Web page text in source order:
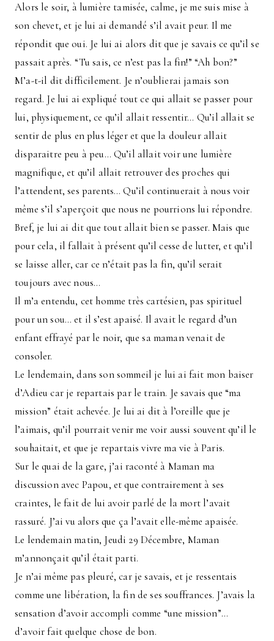
Alors le soir, à lumière tamisée, calme, je me suis mise à
son chevet, et je lui ai demandé s’il avait peur. Il me
répondit que oui. Je lui ai alors dit que je savais ce qu’il se
passait après. “Tu sais, ce n’est pas la fin!” “Ah bon?”
M’a-t-il dit difficilement. Je n’oublierai jamais son
regard. Je lui ai expliqué tout ce qui allait se passer pour
lui, physiquement, ce qu’il allait ressentir… Qu’il allait se
sentir de plus en plus léger et que la douleur allait
disparaitre peu à peu… Qu’il allait voir une lumière
magnifique, et qu’il allait retrouver des proches qui
l’attendent, ses parents… Qu’il continuerait à nous voir
même s’il s’aperçoit que nous ne pourrions lui répondre.
Bref, je lui ai dit que tout allait bien se passer. Mais que
pour cela, il fallait à présent qu’il cesse de lutter, et qu’il
se laisse aller, car ce n’était pas la fin, qu’il serait
toujours avec nous…
Il m’a entendu, cet homme très cartésien, pas spirituel
pour un sou… et il s’est apaisé. Il avait le regard d’un
enfant effrayé par le noir, que sa maman venait de
consoler.
Le lendemain, dans son sommeil je lui ai fait mon baiser
d’Adieu car je repartais par le train. Je savais que “ma
mission” était achevée. Je lui ai dit à l’oreille que je
l’aimais, qu’il pourrait venir me voir aussi souvent qu’il le
souhaitait, et que je repartais vivre ma vie à Paris.
Sur le quai de la gare, j’ai raconté à Maman ma
discussion avec Papou, et que contrairement à ses
craintes, le fait de lui avoir parlé de la mort l’avait
rassuré. J’ai vu alors que ça l’avait elle-même apaisée.
Le lendemain matin, Jeudi 29 Décembre, Maman
m’annonçait qu’il était parti.
Je n’ai même pas pleuré, car je savais, et je ressentais
comme une libération, la fin de ses souffrances. J’avais la
sensation d’avoir accompli comme “une mission”…
d’avoir fait quelque chose de bon.